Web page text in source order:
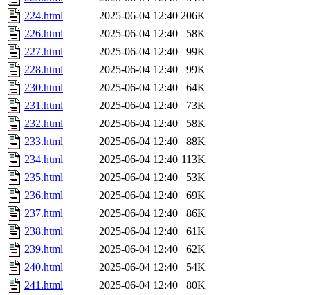
224.html
2025-06-04 12:40 206K
226.html
2025-06-04 12:40
58K
227.html
2025-06-04 12:40
99K
228.html
2025-06-04 12:40
99K
230.html
2025-06-04 12:40
64K
231.html
2025-06-04 12:40
73K
232.html
2025-06-04 12:40
58K
233.html
2025-06-04 12:40
88K
234.html
2025-06-04 12:40 113K
235.html
2025-06-04 12:40
53K
236.html
2025-06-04 12:40
69K
237.html
2025-06-04 12:40
86K
238.html
2025-06-04 12:40
61K
239.html
2025-06-04 12:40
62K
240.html
2025-06-04 12:40
54K
241.html
2025-06-04 12:40
80K